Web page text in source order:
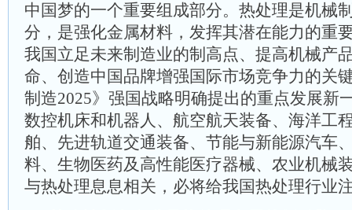
中国梦的一个重要组成部分。热处理是机械
分，是强化金属材料，发挥其潜在能力的重
我国立足未来制造业的制高点、提高机械产
命、创造中国品牌增强国际市场竞争力的关
制造2025》强国战略明确提出的重点发展新
数控机床和机器人、航空航天装备、海洋工
舶、先进轨道交通装备、节能与新能源汽车
料、生物医药及高性能医疗器械、农业机械
与热处理息息相关，必将给我国热处理行业